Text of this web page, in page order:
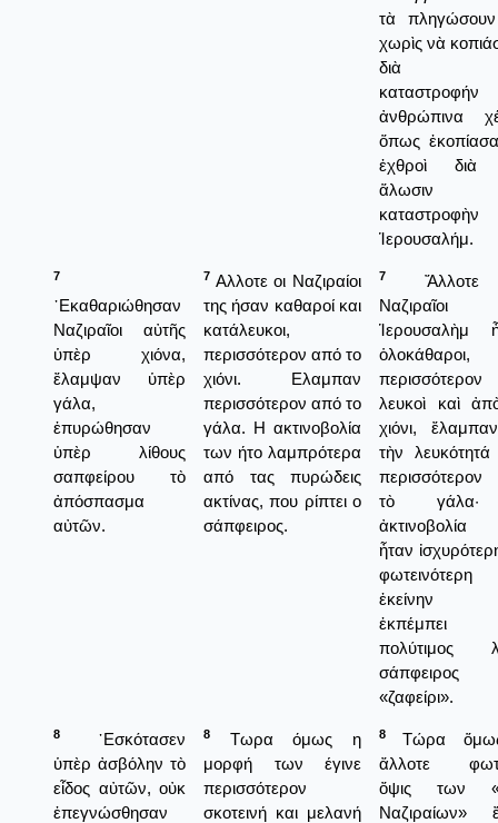
τὰ πληγώσουν
χωρὶς νὰ
διὰ
καταστροφήν
ἀνθρώπινα
ὅπως
ἐχθροὶ διὰ
ἅλωσιν
καταστροφὴν
Ἱερουσαλήμ.
7
᾿Εκαθαριώθησαν
Ναζιραῖοι αὐτῆς
ὑπὲρ χιόνα,
ἔλαμψαν ὑπὲρ
γάλα,
ἐπυρώθησαν
ὑπὲρ λίθους
σαπφείρου τὸ
ἀπόσπασμα
αὐτῶν.
7 Αλλοτε οι Ναζιραίοι
της ήσαν καθαροί και
κατάλευκοι,
περισσότερον από το
χιόνι. Ελαμπαν
περισσότερον από το
γάλα. Η ακτινοβολία
των ήτο λαμπρότερα
από τας πυρώδεις
ακτίνας, που ρίπτει ο
σάπφειρος.
7
Ἄλλοτε
Ναζιραῖοι
Ἱερουσαλὴμ
ὁλοκάθαροι,
περισσότερον
λευκοὶ καὶ
χιόνι,
τὴν
τὸ
ἀκτινοβολία
ἦταν
φωτεινότερη
ἐκείνην
πολύτιμος
σάπφειρος
«ζαφείρι».
8
᾿Εσκότασεν
ὑπὲρ ἀσβόλην τὸ
εἶδος αὐτῶν, οὐκ
ἐπεγνώσθησαν
8
Τωρα όμως η
μορφή των έγινε
περισσότερον
σκοτεινή και μελανή
8
Τώρα
ἄλλοτε
ὄψις των
Ναζιραίων»